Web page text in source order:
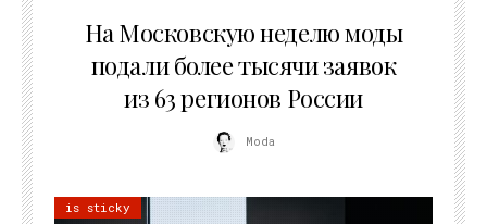
На Московскую неделю моды
подали более тысячи заявок
из 63 регионов России
Moda
is sticky